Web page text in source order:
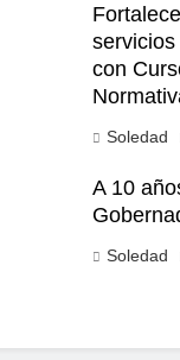
con
Soledad
A 10
Soledad